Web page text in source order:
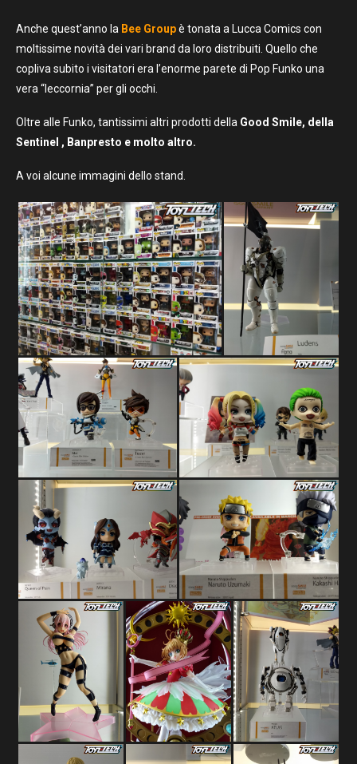
Anche quest’anno la Bee Groupè tonata a Lucca Comics con
moltissime novità dei vari brand da loro distribuiti. Quello che
copliva subito i visitatori era l’enorme parete di Pop Funko una
vera “leccornia” per gli occhi.
Oltre alle Funko, tantissimi altri prodotti della Good Smile, della
Sentinel , Banpresto e molto altro.
A voi alcune immagini dello stand.